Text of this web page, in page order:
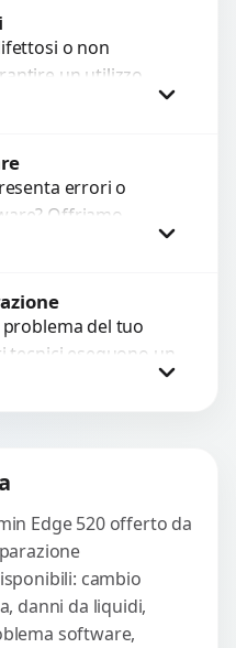
o non
un utilizzo
Utilizziamo
errori o
Offriamo
e soluzioni rapide
problema del tuo
tecnici eseguono un
strumenti
Edge 520 offerto da
cambio
danni da liquidi,
software,